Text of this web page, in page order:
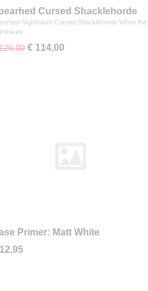
Cursed Shacklehorde
Nighthaunt Cursed Shacklehorde When the
€ 114,00
Primer: Matt White